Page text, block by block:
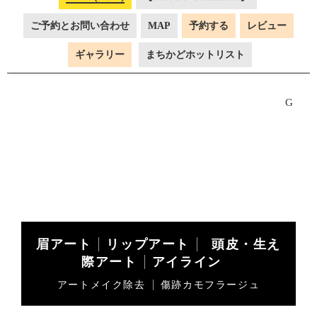
ご予約とお問い合わせ MAP 予約する レビュー
ギャラリー まちかどホットリスト
G
眉アート リップアート
頭皮・生え
際アート
アイライン
アートメイク除去 傷跡カモフラージュ